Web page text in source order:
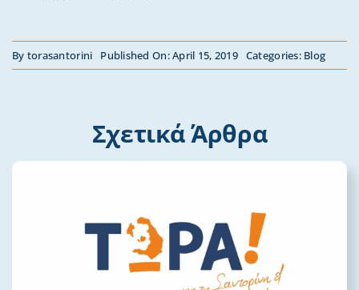
By torasantorini Published On: April 15, 2019 Categories: Blog
Σχετικά Άρθρα